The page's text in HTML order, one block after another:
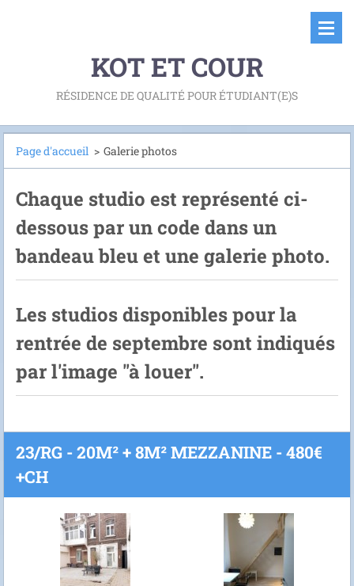
KOT ET COUR
RÉSIDENCE DE QUALITÉ POUR ÉTUDIANT(E)S
Page d'accueil > Galerie photos
Chaque studio est représenté ci-
dessous par un code dans un
bandeau bleu et une galerie photo.
Les studios disponibles pour la
rentrée de septembre sont indiqués
par l'image "à louer".
23/RG - 20M² + 8M² MEZZANINE - 480€
+CH